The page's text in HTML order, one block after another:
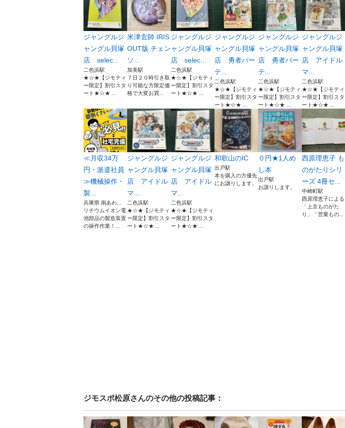
ジャングルジ
ャングル貝塚
店 selec...
二色浜駅
★☆★【ジモティ
ー限定】割引スタ
ート★☆★ ...
米津玄師 IRIS
OUT版 チェン
ソ...
加美駅
７日２０時引き取
り可能な方限定価
格で大変お買...
ジャングルジ
ャングル貝塚
店 selec...
二色浜駅
★☆★【ジモティ
ー限定】割引スタ
ート★☆★ ...
ジャングルジ
ャングル貝塚
店 勇者パー
テ...
二色浜駅
★☆★【ジモティ
ー限定】割引スタ
ート★☆★ ...
ジャングルジ
ャングル貝塚
店 勇者パー
テ...
二色浜駅
★☆★【ジモティ
ー限定】割引スタ
ート★☆★ ...
ジャングルジ
ャングル貝塚
店 アイドル
マ...
二色浜駅
★☆★【ジモティ
ー限定】割引スタ
ート★☆★ ...
≪月収34万
円・派遣社員
≫機械操作・
製...
兵庫県 南あわ...
リチウムイオン電
池部品の製造装置
の操作作業！...
ジャングルジ
ャングル貝塚
店 アイドル
マ...
二色浜駅
★☆★【ジモティ
ー限定】割引スタ
ート★☆★ ...
ジャングルジ
ャングル貝塚
店 アイドル
マ...
二色浜駅
★☆★【ジモティ
ー限定】割引スタ
ート★☆★ ...
和歌山のIC
出戸駅
本を購入の方優先
にお譲りします。
０円★1人め
し本
出戸駅
お譲りします。
西原理恵子 も
のがたりシリ
ーズ 4冊セ...
中崎町駅
西原理恵子による
「上京ものがた
り」「営業もの...
ジモスポ松原さんのその他の投稿記事：